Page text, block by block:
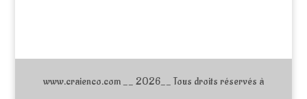
www.craienco.com __ 2026__ Tous droits réservés à